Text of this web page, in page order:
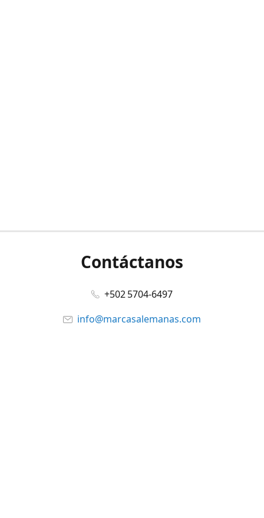
Contáctanos
+502 5704-6497
info@marcasalemanas.com